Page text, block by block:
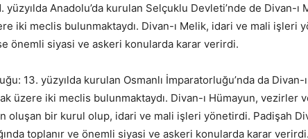
yüzyılda Anadolu’da kurulan Selçuklu Devleti’nde de Divan-ı
iki meclis bulunmaktaydı. Divan-ı Melik, idari ve mali işleri
önemli siyasi ve askeri konularda karar verirdi.
13. yüzyılda kurulan Osmanlı İmparatorluğu’nda da Divan-
üzere iki meclis bulunmaktaydı. Divan-ı Hümayun, vezirler
oluşan bir kurul olup, idari ve mali işleri yönetirdi. Padişah
toplanır ve önemli siyasi ve askeri konularda karar verirdi.